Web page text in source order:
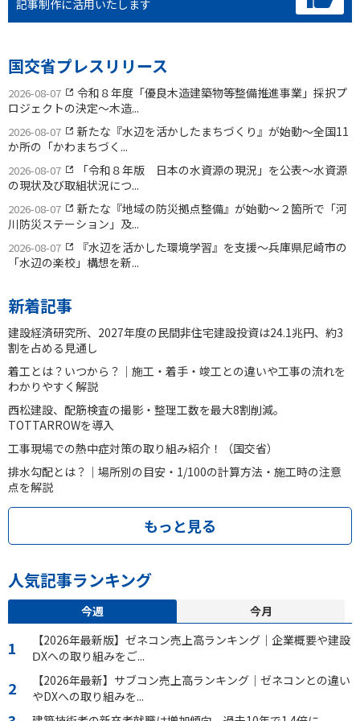
記事制作に活用いたします
国交省プレスリリース
2026-08-07
令和８年度「優良木造建築物等整備推進事業」採択プ
ロジェクトの決定〜木造...
2026-08-07
新たな『水辺を活かしたまちづくり』が始動〜全国11
か所の「かわまちづく...
2026-08-07
「令和８年版 日本の水資源の現況」を公表〜水資源
の現状及び取組状況につ...
2026-08-07
新たな『地域の防災拠点整備』が始動〜２箇所で「河
川防災ステーション」及...
2026-08-07
『水辺を活かした環境学習』を支援〜兵庫県尼崎市の
「水辺の楽校」構想を新...
新着記事
建設経済研究所、2027年度の民間非住宅建設投資は24.1兆円、約3
割を占める見通し
着工とは？いつから？｜施工・着手・竣工との違いや工事の流れを
わかりやすく解説
西松建設、配筋検査の撮影・整理工数を最大8割削減。
TOTTARROWを導入
工事現場での熱中症対策の取り組み紹介！（国交省）
排水勾配とは？｜場所別の目安・1/100の計算方法・施工時の注意
点を解説
もっと見る
人気記事ランキング
今週
今月
【2026年最新版】ゼネコン売上高ランキング｜企業概要や建設
ⅮXへの取り組みをご...
【2026年最新】サブコン売上高ランキング｜ゼネコンとの違い
やDXへの取り組みを...